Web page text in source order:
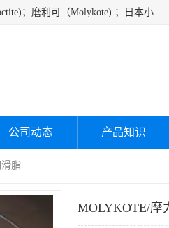
经销美国道康宁（DOW CORNING）硅胶；通用/东芝（GE/Toshiba）3M胶粘剂；乐泰（Loctite)；磨利可（Molykote) ；日本小西（KONISHI）硅胶；施敏打硬,硅胶；信越 产品；关东化成防潮披腹胶 ；三键；索尼；韩国Diabond，等各种电子电机电器进口硅胶产品、硅脂、硅油，经销美国道康宁（DOW CORNING）硅胶等
公司动态 产品知识
脂
MOLYKOTE/摩